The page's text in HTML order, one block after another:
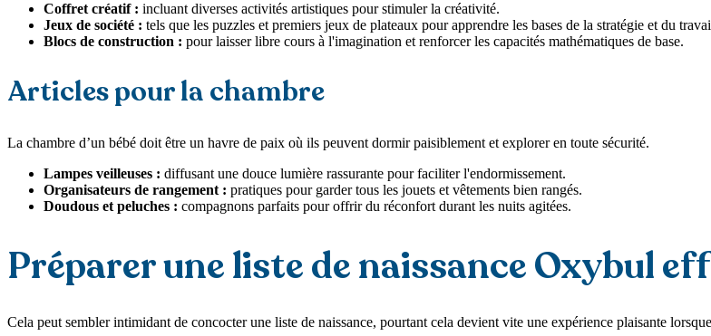
Coffret créatif : incluant diverses activités artistiques pour stimuler la créativité.
Jeux de société : tels que les puzzles et premiers jeux de plateaux pour apprendre les bases de la stratégie et du
Blocs de construction : pour laisser libre cours à l'imagination et renforcer les capacités mathématiques de base.
Articles pour la chambre
La chambre d’un bébé doit être un havre de paix où ils peuvent dormir paisiblement et explorer en toute sécurité.
Lampes veilleuses : diffusant une douce lumière rassurante pour faciliter l'endormissement.
Organisateurs de rangement : pratiques pour garder tous les jouets et vêtements bien rangés.
Doudous et peluches : compagnons parfaits pour offrir du réconfort durant les nuits agitées.
Préparer une liste de naissance Oxybul
Cela peut sembler intimidant de concocter une liste de naissance, pourtant cela devient vite une expérience plaisante